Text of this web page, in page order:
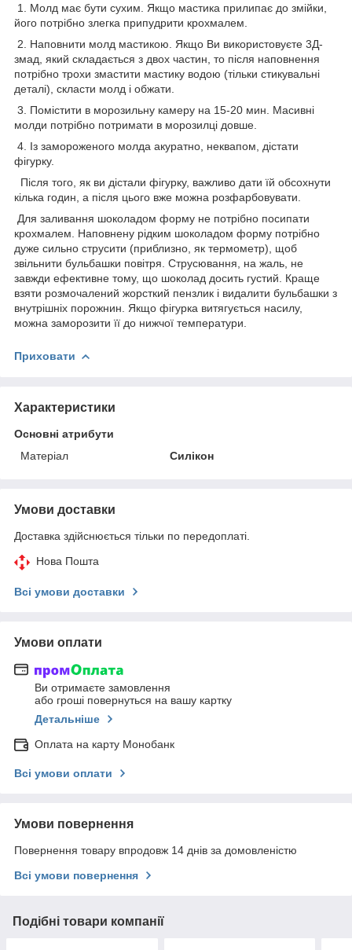
1. Молд має бути сухим. Якщо мастика прилипає до змійки,
його потрібно злегка припудрити крохмалем.
2. Наповнити молд мастикою. Якщо Ви використовуєте 3Д-
змад, який складається з двох частин, то після наповнення
потрібно трохи змастити мастику водою (тільки стикувальні
деталі), скласти молд і обжати.
3. Помістити в морозильну камеру на 15-20 мин. Масивні
молди потрібно потримати в морозилці довше.
4. Із замороженого молда акуратно, неквапом, дістати
фігурку.
Після того, як ви дістали фігурку, важливо дати їй обсохнути
кілька годин, а після цього вже можна розфарбовувати.
Для заливання шоколадом форму не потрібно посипати
крохмалем. Наповнену рідким шоколадом форму потрібно
дуже сильно струсити (приблизно, як термометр), щоб
звільнити бульбашки повітря. Струсювання, на жаль, не
завжди ефективне тому, що шоколад досить густий. Краще
взяти розмочалений жорсткий пензлик і видалити бульбашки з
внутрішніх порожнин. Якщо фігурка витягується насилу,
можна заморозити її до нижчої температури.
Приховати
Характеристики
Основні атрибути
Матеріал
Силікон
Умови доставки
Доставка здійснюється тільки по передоплаті.
Нова Пошта
Всі умови доставки
Умови оплати
Ви отримаєте замовлення
або гроші повернуться на вашу картку
Детальніше
Оплата на карту Монобанк
Всі умови оплати
Умови повернення
Повернення товару впродовж 14 днів за домовленістю
Всі умови повернення
Подібні товари компанії